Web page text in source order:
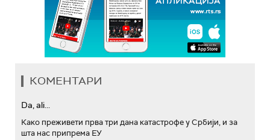
КОМЕНТАРИ
Da, ali...
Како преживети прва три дана катастрофе у Србији, и за
шта нас припрема ЕУ